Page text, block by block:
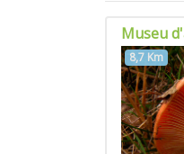
Museu
8,7 Km